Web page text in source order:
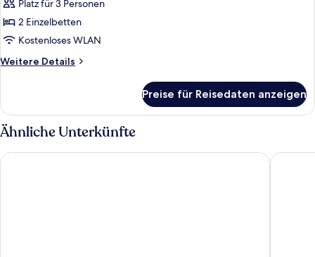
Platz für 3 Personen
2 Einzelbetten
Kostenloses WLAN
Weitere Details
Weitere
Suite
Preise für Reisedaten anzeigen
Ähnliche Unterkünfte
Seehotel Schwanenhof PLAZA